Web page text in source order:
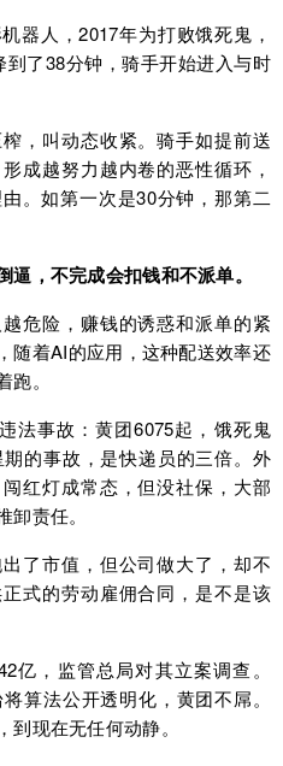
器人，2017年为打败饿死鬼，
了38分钟，骑手开始进入与时
，叫动态收紧。骑手如提前送
成越努力越内卷的恶性循环，
。如第一次是30分钟，那第二
，不完成会扣钱和不派单。
危险，赚钱的诱惑和派单的紧
随着AI的应用，这种配送效率还
。
法事故：黄团6075起，饿死鬼
的事故，是快递员的三倍。外
红灯成常态，但没社保，大部
责任。
了市值，但公司做大了，却不
式的劳动雇佣合同，是不是该
亿，监管总局对其立案调查。
算法公开透明化，黄团不屌。
现在无任何动静。